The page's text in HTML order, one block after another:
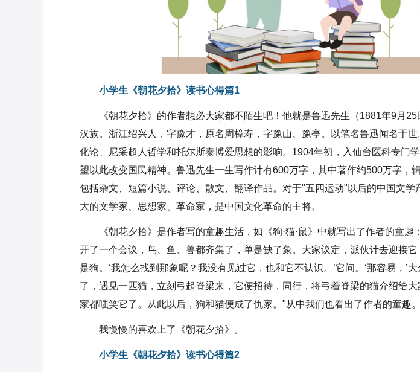
小学生《朝花夕拾》读书心得篇1
《朝花夕拾》的作者想必大家都不陌生吧！他就是鲁迅先生（1881年9月
汉族。浙江绍兴人，字豫才，原名周樟寿，字豫山、豫亭。以笔名鲁迅闻名于
化论、尼采超人哲学和托尔斯泰博爱思想的影响。1904年初，入仙台医科专门
望以此改变国民精神。鲁迅先生一生写作计有600万字，其中著作约500万字，
包括杂文、短篇小说、评论、散文、翻译作品。对于"五四运动"以后的中国文学
大的文学家、思想家、革命家，是中国文化革命的主将。
《朝花夕拾》是作者写的童趣生活，如《狗·猫·鼠》中就写出了作者的童趣
开了一个会议，鸟、鱼、兽都齐集了，单是缺了象。大家议定，派伙计去迎接
是狗。‘我怎么找到那象呢？我没有见过它，也和它不认识。’它问。‘那容易，’
了，遇见一匹猫，立刻弓起脊梁来，它便招待，同行，将弓着脊梁的猫介绍给大
家都嗤笑它了。从此以后，狗和猫便成了仇家。"从中我们也看出了作者的童趣。
我慢慢的喜欢上了《朝花夕拾》。
小学生《朝花夕拾》读书心得篇2